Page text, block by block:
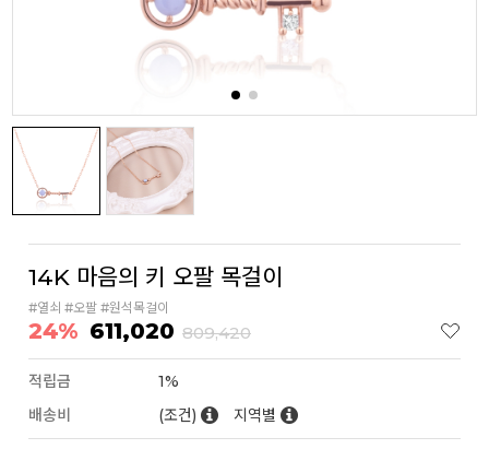
14K 마음의 키 오팔 목걸이
#열쇠 #오팔 #원석목걸이
24% 611,020 809,420
적립금
1%
배송비
(조건) 지역별